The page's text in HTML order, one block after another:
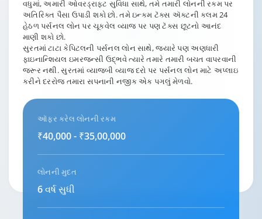
વધુમાં, અમારી ઓવરડ્રાફ્ટ સુવિધા સાથે, તમે તમારી લોનની રકમ પર
અતિરિક્ત પૈસા ઉપાડી શકો છો. તમે ઇન્કમ ટૅક્સ ઍક્ટની કલમ 24
હેઠળ પર્સનલ લોન પર ચૂકવેલ વ્યાજ પર પણ ટૅક્સ છૂટનો આનંદ
માણી શકો છો.
સુરતમાં ટાટા કેપિટલની પર્સનલ લોન સાથે, જ્યારે પણ અણધારી
ફાઇનાન્શિયલ ઇમરજન્સી ઉદ્ભવે ત્યારે તમારે તમારી બચત વાપરવાની
જરૂર નથી. સુરતમાં વ્યાજબી વ્યાજ દરો પર પર્સનલ લોન માટે અપ્લાઇ
કરીને દરરોજ તમારા સપનાની નજીક એક પગલું મેળવો.
ઑફર કરેલ લોનની રકમ
₹40,000 - ₹35,00,000
લોનની મુદત
6 વર્ષ સુધી